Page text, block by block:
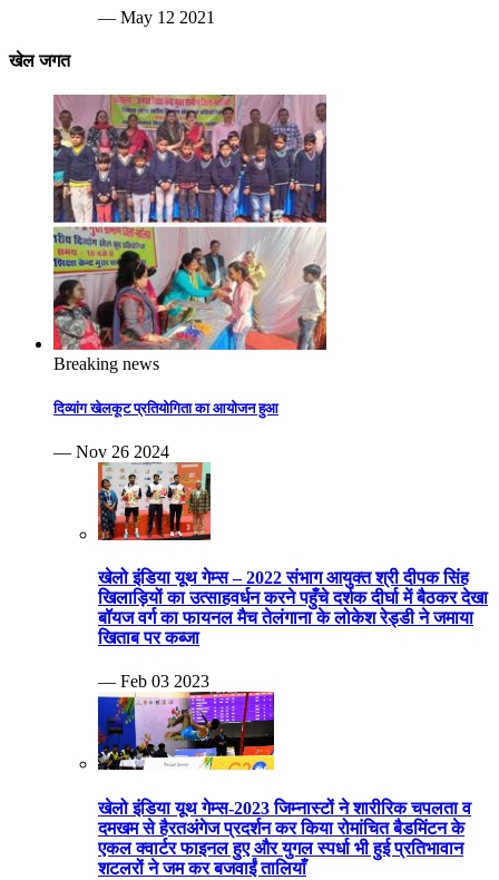
— May 12 2021
खेल जगत
Breaking news
दिव्यांग खेलकूट प्रतियोगिता का आयोजन हुआ
— Nov 26 2024
खेलो इंडिया यूथ गेम्स – 2022 संभाग आयुक्त श्री दीपक सिंह
खिलाड़ियों का उत्साहवर्धन करने पहुँचे दर्शक दीर्घा में बैठकर देखा
बॉयज वर्ग का फायनल मैच तेलंगाना के लोकेश रेड्डी ने जमाया
खिताब पर कब्जा
— Feb 03 2023
खेलो इंडिया यूथ गेम्स-2023 जिम्नास्टों ने शारीरिक चपलता व
दमखम से हैरतअंगेज प्रदर्शन कर किया रोमांचित बैडमिंटन के
एकल क्वार्टर फाइनल हुए और युगल स्पर्धा भी हुई प्रतिभावान
शटलरों ने जम कर बजवाईं तालियाँ